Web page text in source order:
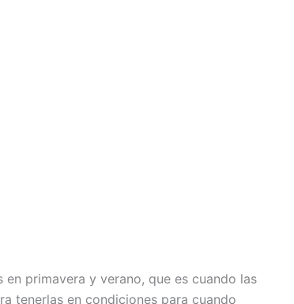
primavera y verano, que es cuando las
tenerlas en condiciones para cuando